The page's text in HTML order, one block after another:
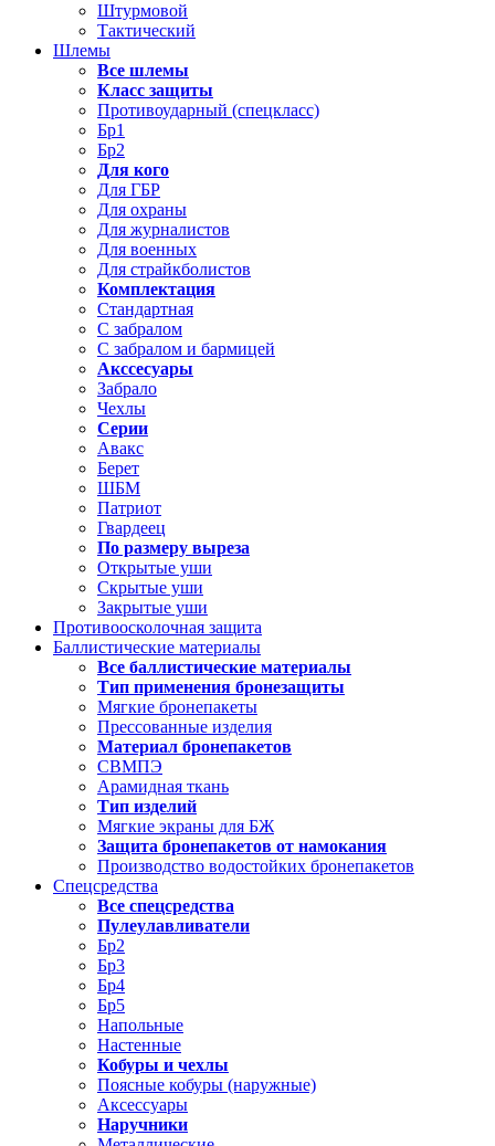
Штурмовой
Тактический
Шлемы
Все шлемы
Класс защиты
Противоударный (спецкласс)
Бр1
Бр2
Для кого
Для ГБР
Для охраны
Для журналистов
Для военных
Для страйкболистов
Комплектация
Стандартная
С забралом
С забралом и бармицей
Акссесуары
Забрало
Чехлы
Серии
Авакс
Берет
ШБМ
Патриот
Гвардеец
По размеру выреза
Открытые уши
Скрытые уши
Закрытые уши
Противоосколочная защита
Баллистические материалы
Все баллистические материалы
Тип применения бронезащиты
Мягкие бронепакеты
Прессованные изделия
Материал бронепакетов
СВМПЭ
Арамидная ткань
Тип изделий
Мягкие экраны для БЖ
Защита бронепакетов от намокания
Производство водостойких бронепакетов
Спецсредства
Все спецсредства
Пулеулавливатели
Бр2
Бр3
Бр4
Бр5
Напольные
Настенные
Кобуры и чехлы
Поясные кобуры (наружные)
Аксессуары
Наручники